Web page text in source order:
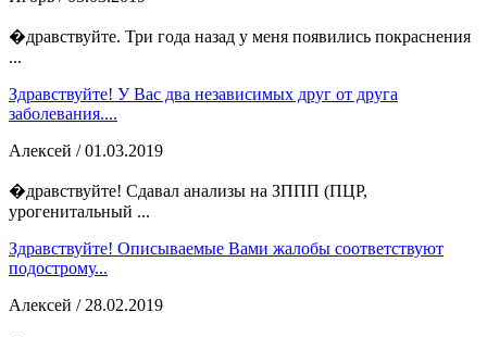
�дравствуйте. Три года назад у меня появились покраснения
...
Здравствуйте! У Вас два независимых друг от друга
заболевания....
Алексей / 01.03.2019
�дравствуйте! Сдавал анализы на ЗППП (ПЦР,
урогенитальный ...
Здравствуйте! Описываемые Вами жалобы соответствуют
подострому...
Алексей / 28.02.2019